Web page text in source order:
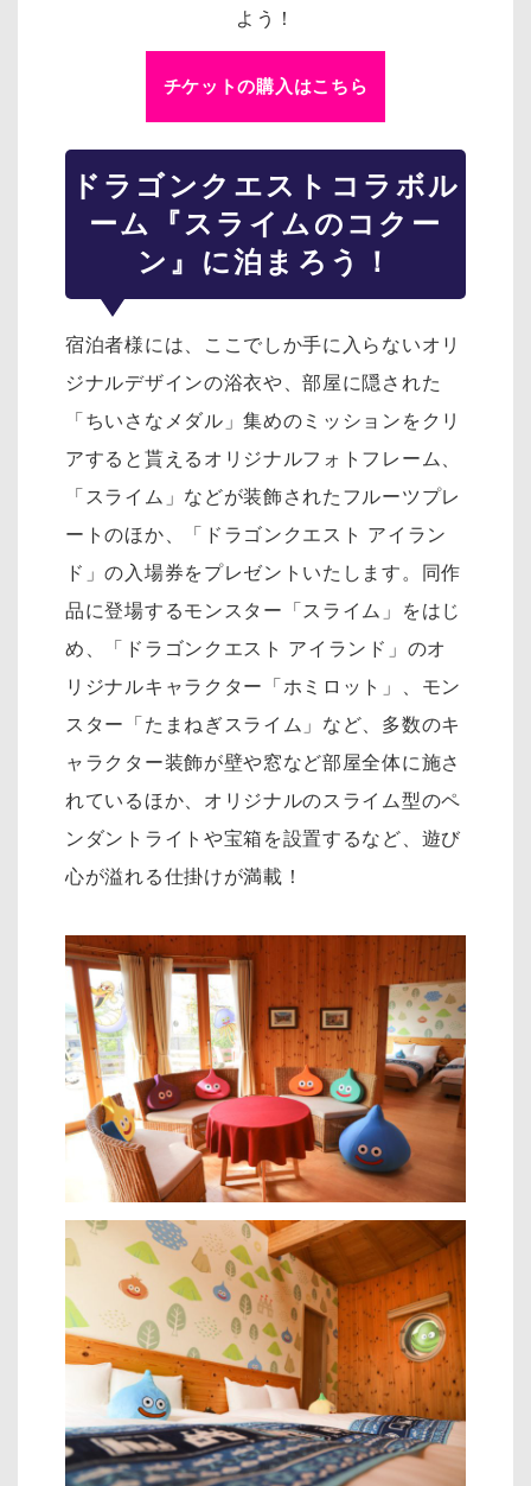
よう！
チケットの購入はこちら
ドラゴンクエスト コラボル
ーム『スライムのコクー
ン』に泊まろう！
宿泊者様には、ここでしか手に入らないオリ
ジナルデザインの浴衣や、部屋に隠された
「ちいさなメダル」集めのミッションをクリ
アすると貰えるオリジナルフォトフレーム、
「スライム」などが装飾されたフルーツプレ
ートのほか、「ドラゴンクエスト アイラン
ド」の入場券をプレゼントいたします。同作
品に登場するモンスター「スライム」をはじ
め、「ドラゴンクエスト アイランド」のオ
リジナルキャラクター「ホミロット」、モン
スター「たまねぎスライム」など、多数のキ
ャラクター装飾が壁や窓など部屋全体に施さ
れているほか、オリジナルのスライム型のペ
ンダントライトや宝箱を設置するなど、遊び
心が溢れる仕掛けが満載！